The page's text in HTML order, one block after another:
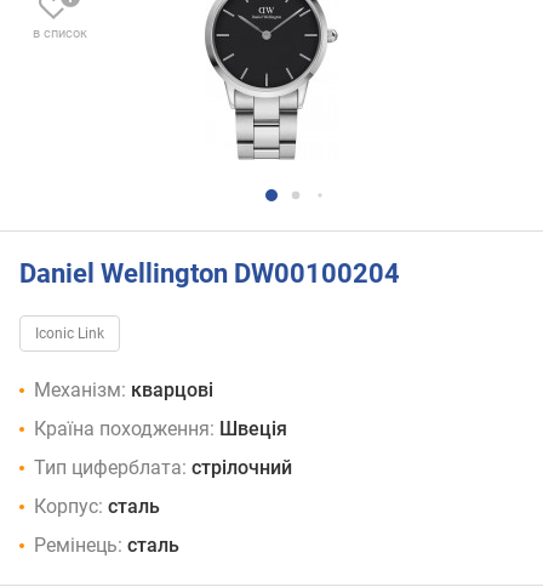
в список
Daniel Wellington DW00100204
Iconic Link
Механізм: кварцові
Країна походження: Швеція
Тип циферблата: стрілочний
Корпус: сталь
Ремінець: сталь